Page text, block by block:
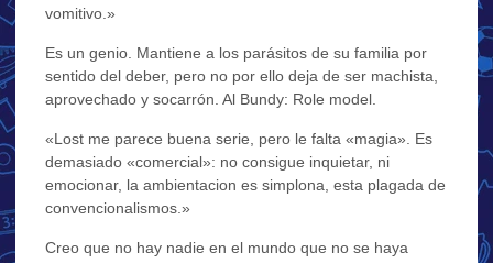
vomitivo.»
Es un genio. Mantiene a los parásitos de su familia por
sentido del deber, pero no por ello deja de ser machista,
aprovechado y socarrón. Al Bundy: Role model.
«Lost me parece buena serie, pero le falta «magia». Es
demasiado «comercial»: no consigue inquietar, ni
emocionar, la ambientacion es simplona, esta plagada de
convencionalismos.»
Creo que no hay nadie en el mundo que no se haya